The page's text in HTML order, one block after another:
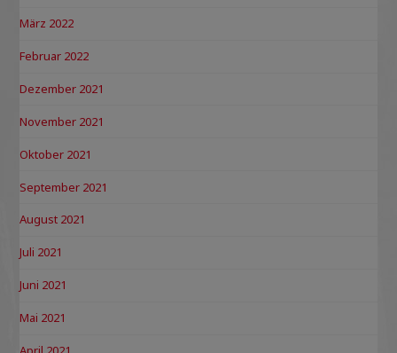
März 2022
Februar 2022
Dezember 2021
November 2021
Oktober 2021
September 2021
August 2021
Juli 2021
Juni 2021
Mai 2021